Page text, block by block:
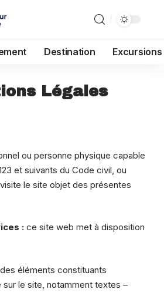
Destination Excursions
Légales
ou personne physique capable
et suivants du Code civil, ou
le site objet des présentes
: ce site web met à disposition
éléments constituants
sur le site, notamment textes –